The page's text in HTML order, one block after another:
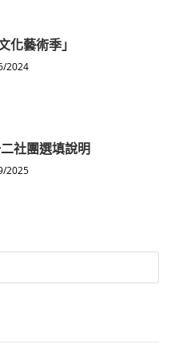
化藝術季」
2024
社團選填說明
2025